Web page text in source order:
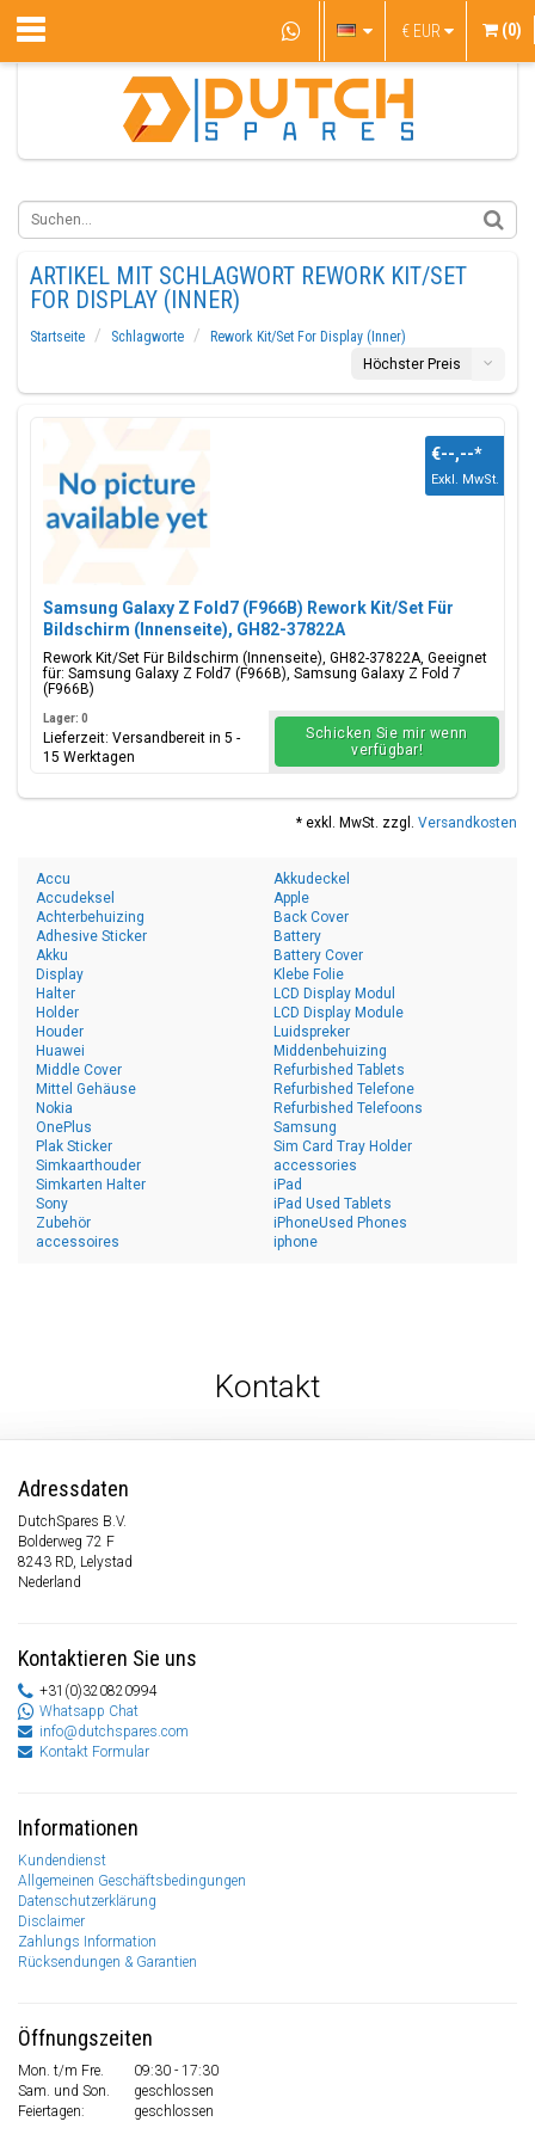
€ EUR (0)
ARTIKEL MIT SCHLAGWORT REWORK KIT/SET
FOR DISPLAY (INNER)
Startseite Schlagworte
Rework Kit/Set For Display (Inner)
Höchster Preis
Samsung Galaxy Z Fold7 (F966B) Rework Kit/Set Für
Bildschirm (Innenseite), GH82-37822A
Rework Kit/Set Für Bildschirm (Innenseite), GH82-37822A, Geeignet
für: Samsung Galaxy Z Fold7 (F966B), Samsung Galaxy Z Fold 7
(F966B)
€--,--*
Exkl. MwSt.
Lager: 0
Lieferzeit: Versandbereit in 5 -
15 Werktagen
Schicken Sie mir wenn
verfügbar!
* exkl. MwSt. zzgl. Versandkosten
Accu
Accudeksel
Achterbehuizing
Adhesive Sticker
Akku
Akkudeckel
Apple
Back Cover
Battery
Battery Cover
Display
Halter
Holder
Houder
Huawei
Klebe Folie
LCD Display Modul
LCD Display Module
Luidspreker
Middenbehuizing
Middle Cover
Mittel Gehäuse
Nokia
OnePlus
Plak Sticker
Refurbished Tablets
Refurbished Telefone
Refurbished Telefoons
Samsung
Sim Card Tray Holder
Simkaarthouder
Simkarten Halter
Sony
Zubehör
accessoires
accessories
iPad
iPad Used Tablets
iPhoneUsed Phones
iphone
Kontakt
Adressdaten
DutchSpares B.V.
Bolderweg 72 F
8243 RD, Lelystad
Nederland
Kontaktieren Sie uns
+31(0)320820994
Whatsapp Chat
info@dutchspares.com
Kontakt Formular
Informationen
Kundendienst
Allgemeinen Geschäftsbedingungen
Datenschutzerklärung
Disclaimer
Zahlungs Information
Rücksendungen & Garantien
Öffnungszeiten
Mon. t/m Fre.
09:30 - 17:30
Sam. und Son.
geschlossen
Feiertagen:
geschlossen